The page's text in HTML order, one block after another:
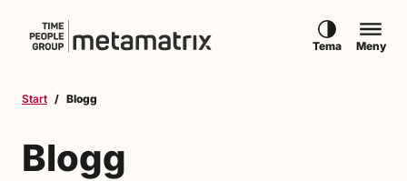
Hoppa till innehåll
Tema Meny
Start Blogg
Blogg